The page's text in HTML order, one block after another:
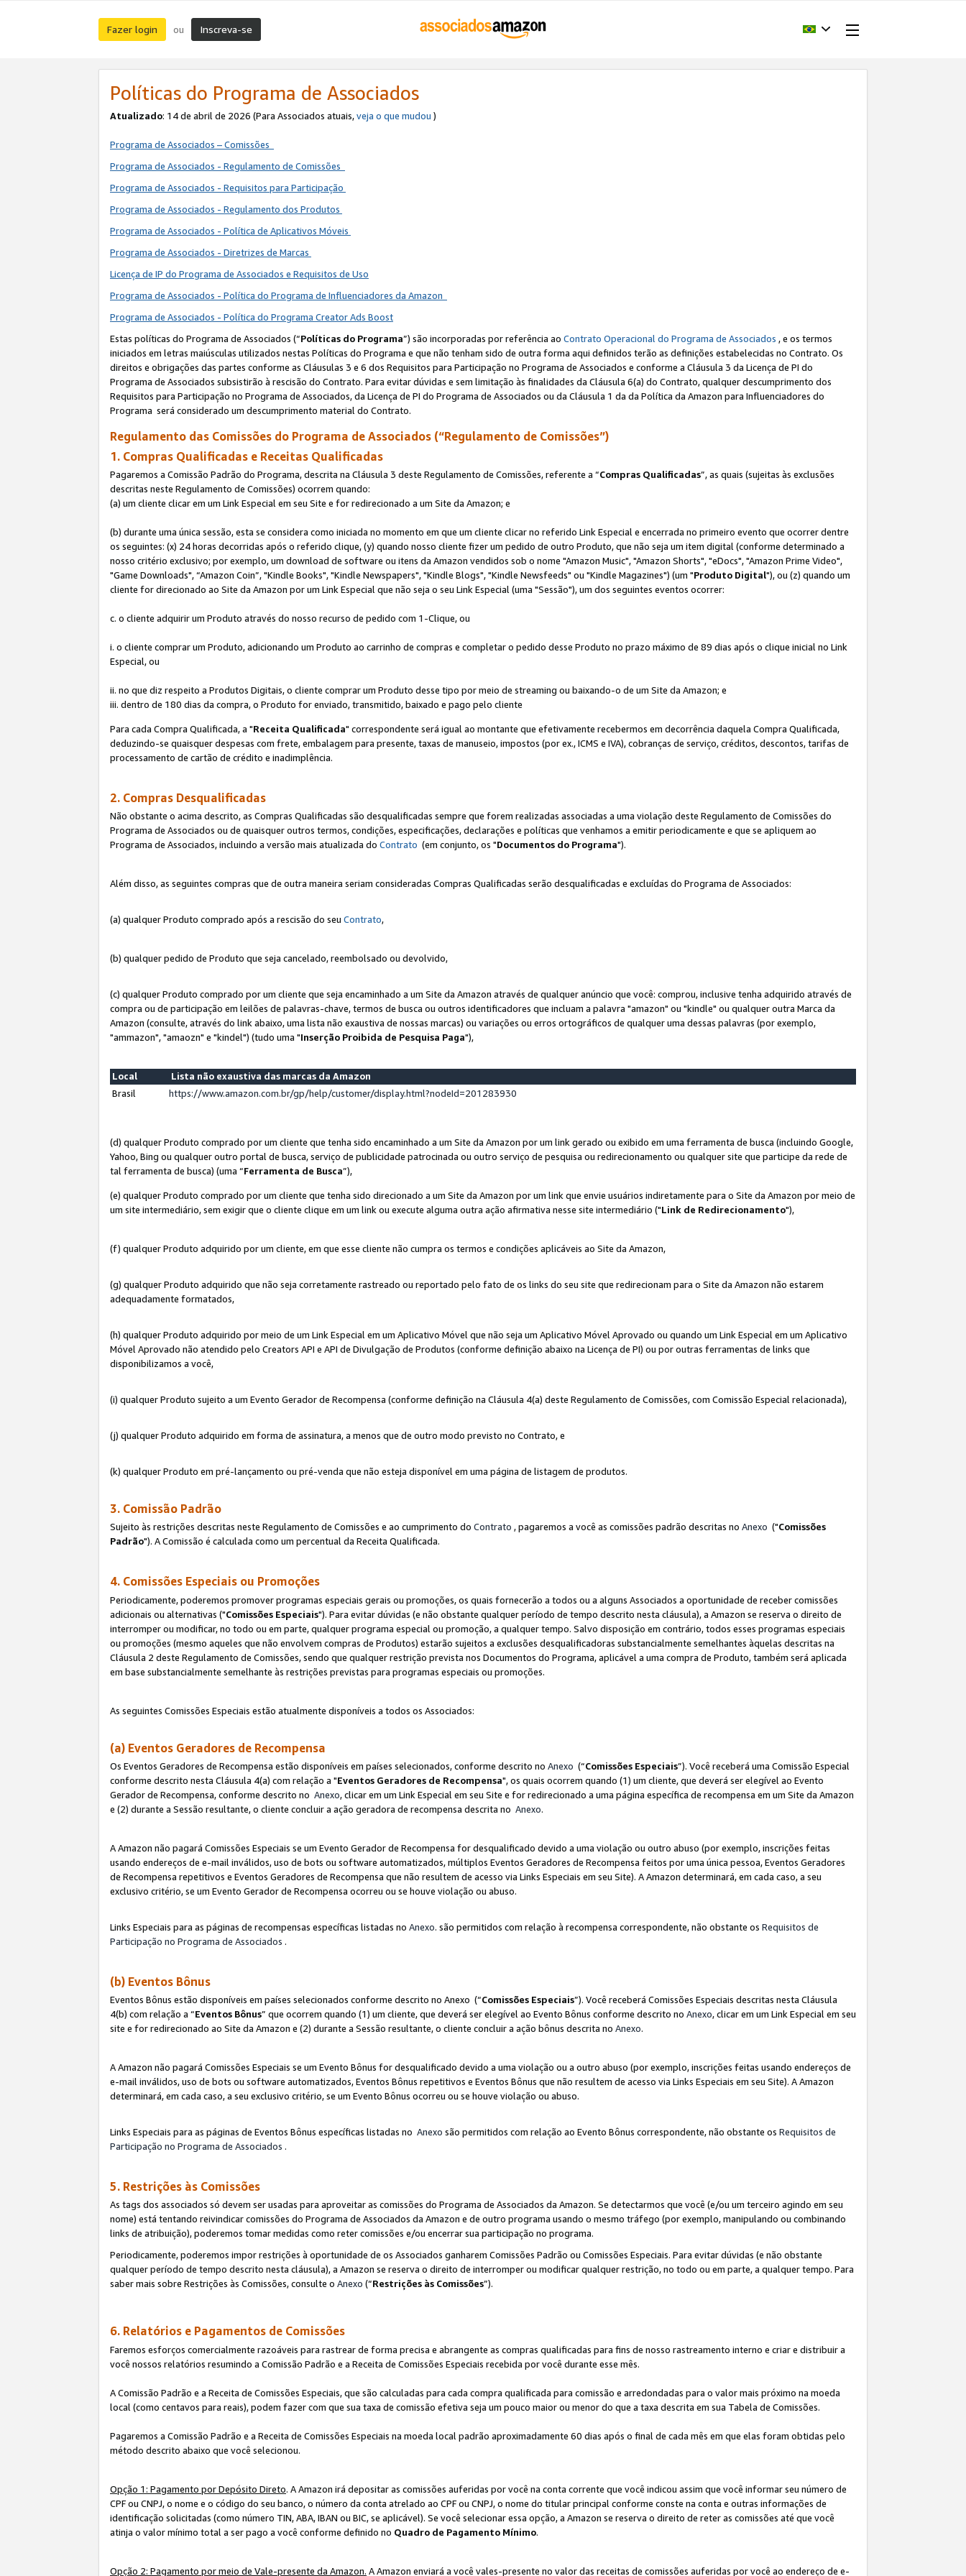
Fazer login ou Inscreva-se
Políticas do Programa de Associados
Atualizado: 14 de abril de 2026 (Para Associados atuais,veja o que mudou )
Programa de Associados – Comissões
Programa de Associados - Regulamento de Comissões
Programa de Associados - Requisitos para Participação
Programa de Associados - Regulamento dos Produtos
Programa de Associados - Política de Aplicativos Móveis
Programa de Associados - Diretrizes de Marcas
Licença de IP do Programa de Associados e Requisitos de Uso
Programa de Associados - Política do Programa de Influenciadores da Amazon
Programa de Associados - Política do Programa Creator Ads Boost
Estas políticas do Programa de Associados (“Políticas do Programa”) são incorporadas por referência ao Contrato Operacional do Programa de Associados , e os termos
iniciados em letras maiúsculas utilizados nestas Políticas do Programa e que não tenham sido de outra forma aqui definidos terão as definições estabelecidas no Contrato. Os
direitos e obrigações das partes conforme as Cláusulas 3 e 6 dos Requisitos para Participação no Programa de Associados e conforme a Cláusula 3 da Licença de PI do
Programa de Associados subsistirão à rescisão do Contrato. Para evitar dúvidas e sem limitação às finalidades da Cláusula 6(a) do Contrato, qualquer descumprimento dos
Requisitos para Participação no Programa de Associados, da Licença de PI do Programa de Associados ou da Cláusula 1 da da Política da Amazon para Influenciadores do
Programa será considerado um descumprimento material do Contrato.
Regulamento das Comissões do Programa de Associados (“Regulamento de Comissões”)
1. Compras Qualificadas e Receitas Qualificadas
Pagaremos a Comissão Padrão do Programa, descrita na Cláusula 3 deste Regulamento de Comissões, referente a “Compras Qualificadas”, as quais (sujeitas às exclusões
descritas neste Regulamento de Comissões) ocorrem quando:
(a) um cliente clicar em um Link Especial em seu Site e for redirecionado a um Site da Amazon; e
(b) durante uma única sessão, esta se considera como iniciada no momento em que um cliente clicar no referido Link Especial e encerrada no primeiro evento que ocorrer dentre
os seguintes: (x) 24 horas decorridas após o referido clique, (y) quando nosso cliente fizer um pedido de outro Produto, que não seja um item digital (conforme determinado a
nosso critério exclusivo; por exemplo, um download de software ou itens da Amazon vendidos sob o nome "Amazon Music", "Amazon Shorts", "eDocs", "Amazon Prime Video",
"Game Downloads", “Amazon Coin”, "Kindle Books", "Kindle Newspapers", "Kindle Blogs", "Kindle Newsfeeds" ou "Kindle Magazines") (um "Produto Digital"), ou (z) quando um
cliente for direcionado ao Site da Amazon por um Link Especial que não seja o seu Link Especial (uma "Sessão"), um dos seguintes eventos ocorrer:
c. o cliente adquirir um Produto através do nosso recurso de pedido com 1-Clique, ou
i. o cliente comprar um Produto, adicionando um Produto ao carrinho de compras e completar o pedido desse Produto no prazo máximo de 89 dias após o clique inicial no Link
Especial, ou
ii. no que diz respeito a Produtos Digitais, o cliente comprar um Produto desse tipo por meio de streaming ou baixando-o de um Site da Amazon; e
iii. dentro de 180 dias da compra, o Produto for enviado, transmitido, baixado e pago pelo cliente
Para cada Compra Qualificada, a "Receita Qualificada" correspondente será igual ao montante que efetivamente recebermos em decorrência daquela Compra Qualificada,
deduzindo-se quaisquer despesas com frete, embalagem para presente, taxas de manuseio, impostos (por ex., ICMS e IVA), cobranças de serviço, créditos, descontos, tarifas de
processamento de cartão de crédito e inadimplência.
2. Compras Desqualificadas
Não obstante o acima descrito, as Compras Qualificadas são desqualificadas sempre que forem realizadas associadas a uma violação deste Regulamento de Comissões do
Programa de Associados ou de quaisquer outros termos, condições, especificações, declarações e políticas que venhamos a emitir periodicamente e que se apliquem ao
Programa de Associados, incluindo a versão mais atualizada do Contrato (em conjunto, os "Documentos do Programa").
Além disso, as seguintes compras que de outra maneira seriam consideradas Compras Qualificadas serão desqualificadas e excluídas do Programa de Associados:
(a) qualquer Produto comprado após a rescisão do seu Contrato,
(b) qualquer pedido de Produto que seja cancelado, reembolsado ou devolvido,
(c) qualquer Produto comprado por um cliente que seja encaminhado a um Site da Amazon através de qualquer anúncio que você: comprou, inclusive tenha adquirido através de
compra ou de participação em leilões de palavras-chave, termos de busca ou outros identificadores que incluam a palavra "amazon" ou "kindle" ou qualquer outra Marca da
Amazon (consulte, através do link abaixo, uma lista não exaustiva de nossas marcas) ou variações ou erros ortográficos de qualquer uma dessas palavras (por exemplo,
"ammazon", "amaozn" e "kindel") (tudo uma "Inserção Proibida de Pesquisa Paga"),
Local
Lista não exaustiva das marcas da Amazon
Brasil
https://www.amazon.com.br/gp/help/customer/display.html?nodeId=201283930
(d) qualquer Produto comprado por um cliente que tenha sido encaminhado a um Site da Amazon por um link gerado ou exibido em uma ferramenta de busca (incluindo Google,
Yahoo, Bing ou qualquer outro portal de busca, serviço de publicidade patrocinada ou outro serviço de pesquisa ou redirecionamento ou qualquer site que participe da rede de
tal ferramenta de busca) (uma “Ferramenta de Busca”),
(e) qualquer Produto comprado por um cliente que tenha sido direcionado a um Site da Amazon por um link que envie usuários indiretamente para o Site da Amazon por meio de
um site intermediário, sem exigir que o cliente clique em um link ou execute alguma outra ação afirmativa nesse site intermediário ("Link de Redirecionamento"),
(f) qualquer Produto adquirido por um cliente, em que esse cliente não cumpra os termos e condições aplicáveis ao Site da Amazon,
(g) qualquer Produto adquirido que não seja corretamente rastreado ou reportado pelo fato de os links do seu site que redirecionam para o Site da Amazon não estarem
adequadamente formatados,
(h) qualquer Produto adquirido por meio de um Link Especial em um Aplicativo Móvel que não seja um Aplicativo Móvel Aprovado ou quando um Link Especial em um Aplicativo
Móvel Aprovado não atendido pelo Creators API e API de Divulgação de Produtos (conforme definição abaixo na Licença de PI) ou por outras ferramentas de links que
disponibilizamos a você,
(i) qualquer Produto sujeito a um Evento Gerador de Recompensa (conforme definição na Cláusula 4(a) deste Regulamento de Comissões, com Comissão Especial relacionada),
(j) qualquer Produto adquirido em forma de assinatura, a menos que de outro modo previsto no Contrato, e
(k) qualquer Produto em pré-lançamento ou pré-venda que não esteja disponível em uma página de listagem de produtos.
3. Comissão Padrão
Sujeito às restrições descritas neste Regulamento de Comissões e ao cumprimento do Contrato , pagaremos a você as comissões padrão descritas no Anexo ("Comissões
Padrão"). A Comissão é calculada como um percentual da Receita Qualificada.
4. Comissões Especiais ou Promoções
Periodicamente, poderemos promover programas especiais gerais ou promoções, os quais fornecerão a todos ou a alguns Associados a oportunidade de receber comissões
adicionais ou alternativas ("Comissões Especiais"). Para evitar dúvidas (e não obstante qualquer período de tempo descrito nesta cláusula), a Amazon se reserva o direito de
interromper ou modificar, no todo ou em parte, qualquer programa especial ou promoção, a qualquer tempo. Salvo disposição em contrário, todos esses programas especiais
ou promoções (mesmo aqueles que não envolvem compras de Produtos) estarão sujeitos a exclusões desqualificadoras substancialmente semelhantes àquelas descritas na
Cláusula 2 deste Regulamento de Comissões, sendo que qualquer restrição prevista nos Documentos do Programa, aplicável a uma compra de Produto, também será aplicada
em base substancialmente semelhante às restrições previstas para programas especiais ou promoções.
As seguintes Comissões Especiais estão atualmente disponíveis a todos os Associados:
(a) Eventos Geradores de Recompensa
Os Eventos Geradores de Recompensa estão disponíveis em países selecionados, conforme descrito no Anexo (“Comissões Especiais”). Você receberá uma Comissão Especial
conforme descrito nesta Cláusula 4(a) com relação a "Eventos Geradores de Recompensa", os quais ocorrem quando (1) um cliente, que deverá ser elegível ao Evento
Gerador de Recompensa, conforme descrito no Anexo, clicar em um Link Especial em seu Site e for redirecionado a uma página específica de recompensa em um Site da Amazon
e (2) durante a Sessão resultante, o cliente concluir a ação geradora de recompensa descrita no Anexo.
A Amazon não pagará Comissões Especiais se um Evento Gerador de Recompensa for desqualificado devido a uma violação ou outro abuso (por exemplo, inscrições feitas
usando endereços de e-mail inválidos, uso de bots ou software automatizados, múltiplos Eventos Geradores de Recompensa feitos por uma única pessoa, Eventos Geradores
de Recompensa repetitivos e Eventos Geradores de Recompensa que não resultem de acesso via Links Especiais em seu Site). A Amazon determinará, em cada caso, a seu
exclusivo critério, se um Evento Gerador de Recompensa ocorreu ou se houve violação ou abuso.
Links Especiais para as páginas de recompensas específicas listadas no Anexo. são permitidos com relação à recompensa correspondente, não obstante os Requisitos de
Participação no Programa de Associados .
(b) Eventos Bônus
Eventos Bônus estão disponíveis em países selecionados conforme descrito no Anexo (“Comissões Especiais”). Você receberá Comissões Especiais descritas nesta Cláusula
4(b) com relação a “Eventos Bônus” que ocorrem quando (1) um cliente, que deverá ser elegível ao Evento Bônus conforme descrito no Anexo, clicar em um Link Especial em seu
site e for redirecionado ao Site da Amazon e (2) durante a Sessão resultante, o cliente concluir a ação bônus descrita no Anexo.
A Amazon não pagará Comissões Especiais se um Evento Bônus for desqualificado devido a uma violação ou a outro abuso (por exemplo, inscrições feitas usando endereços de
e-mail inválidos, uso de bots ou software automatizados, Eventos Bônus repetitivos e Eventos Bônus que não resultem de acesso via Links Especiais em seu Site). A Amazon
determinará, em cada caso, a seu exclusivo critério, se um Evento Bônus ocorreu ou se houve violação ou abuso.
Links Especiais para as páginas de Eventos Bônus específicas listadas no Anexo são permitidos com relação ao Evento Bônus correspondente, não obstante os Requisitos de
Participação no Programa de Associados .
5. Restrições às Comissões
As tags dos associados só devem ser usadas para aproveitar as comissões do Programa de Associados da Amazon. Se detectarmos que você (e/ou um terceiro agindo em seu
nome) está tentando reivindicar comissões do Programa de Associados da Amazon e de outro programa usando o mesmo tráfego (por exemplo, manipulando ou combinando
links de atribuição), poderemos tomar medidas como reter comissões e/ou encerrar sua participação no programa.
Periodicamente, poderemos impor restrições à oportunidade de os Associados ganharem Comissões Padrão ou Comissões Especiais. Para evitar dúvidas (e não obstante
qualquer período de tempo descrito nesta cláusula), a Amazon se reserva o direito de interromper ou modificar qualquer restrição, no todo ou em parte, a qualquer tempo. Para
saber mais sobre Restrições às Comissões, consulte o Anexo (“Restrições às Comissões”).
6. Relatórios e Pagamentos de Comissões
Faremos esforços comercialmente razoáveis para rastrear de forma precisa e abrangente as compras qualificadas para fins de nosso rastreamento interno e criar e distribuir a
você nossos relatórios resumindo a Comissão Padrão e a Receita de Comissões Especiais recebida por você durante esse mês.
A Comissão Padrão e a Receita de Comissões Especiais, que são calculadas para cada compra qualificada para comissão e arredondadas para o valor mais próximo na moeda
local (como centavos para reais), podem fazer com que sua taxa de comissão efetiva seja um pouco maior ou menor do que a taxa descrita em sua Tabela de Comissões.
Pagaremos a Comissão Padrão e a Receita de Comissões Especiais na moeda local padrão aproximadamente 60 dias após o final de cada mês em que elas foram obtidas pelo
método descrito abaixo que você selecionou.
Opção 1: Pagamento por Depósito Direto. A Amazon irá depositar as comissões auferidas por você na conta corrente que você indicou assim que você informar seu número de
CPF ou CNPJ, o nome e o código do seu banco, o número da conta atrelado ao CPF ou CNPJ, o nome do titular principal conforme conste na conta e outras informações de
identificação solicitadas (como número TIN, ABA, IBAN ou BIC, se aplicável). Se você selecionar essa opção, a Amazon se reserva o direito de reter as comissões até que você
atinja o valor mínimo total a ser pago a você conforme definido no Quadro de Pagamento Mínimo.
Opção 2: Pagamento por meio de Vale-presente da Amazon. A Amazon enviará a você vales-presente no valor das receitas de comissões auferidas por você ao endereço de e-